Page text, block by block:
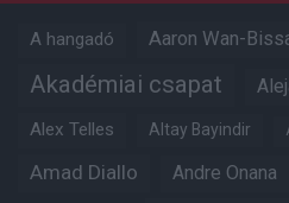
A hangadó Aaron Wan-
Akadémiai csapat
Alex Telles Altay Bayindir
Amad Diallo Andre Onana